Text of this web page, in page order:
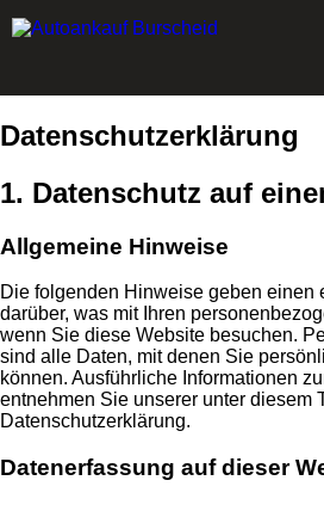
Datenschutzerklärung
1. Datenschutz auf
Allgemeine Hinweise
Die folgenden Hinweise geben einen
darüber, was mit Ihren
wenn Sie diese Website besuchen.
sind alle Daten, mit denen Sie
können. Ausführliche Informationen
entnehmen Sie unserer unter diesem
Datenschutzerklärung.
Datenerfassung auf dieser